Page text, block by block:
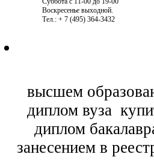
Воскресенье выходной.
Тел.: + 7 (495) 364-3432
высшем
диплом вуза
диплом
занесением в